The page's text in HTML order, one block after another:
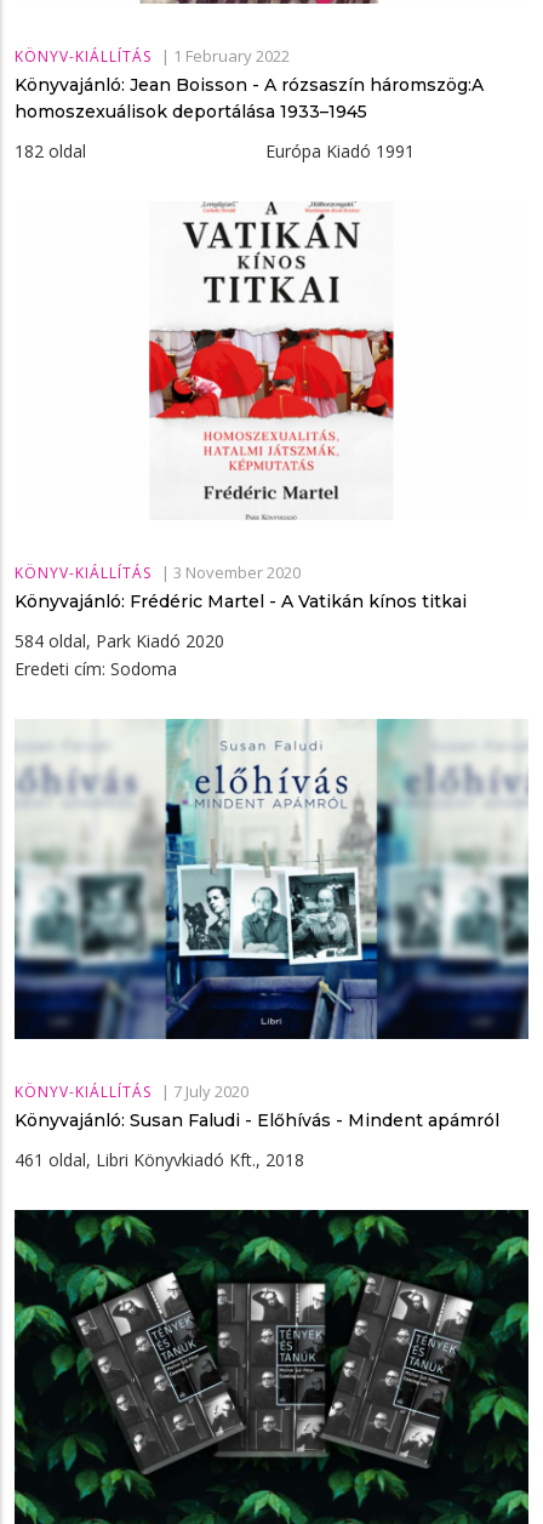
KÖNYV-KIÁLLÍTÁS | 1 February 2022
Könyvajánló: Jean Boisson - A ​rózsaszín háromszög:A
homoszexuálisok deportálása 1933–1945
182 oldal Európa Kiadó 1991
KÖNYV-KIÁLLÍTÁS | 3 November 2020
Könyvajánló: Frédéric Martel - A ​Vatikán kínos titkai
584 oldal, Park Kiadó 2020
Eredeti cím: Sodoma
KÖNYV-KIÁLLÍTÁS | 7 July 2020
Könyvajánló: Susan Faludi - Előhívás - Mindent apámról
461 oldal, Libri Könyvkiadó Kft., 2018